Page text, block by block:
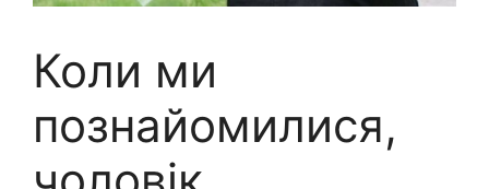
Коли ми
познайомилися,